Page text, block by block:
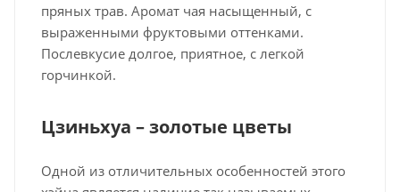
пряных трав. Аромат чая насыщенный, с
выраженными фруктовыми оттенками.
Послевкусие долгое, приятное, с легкой
горчинкой.
Цзиньхуа – золотые цветы
Одной из отличительных особенностей этого